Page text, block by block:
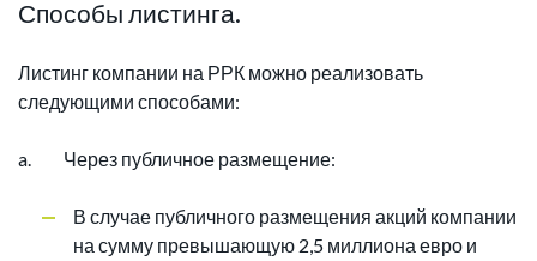
Способы листинга.
Листинг компании на РРК можно реализовать
следующими способами:
a. Через публичное размещение:
В случае публичного размещения акций компании
на сумму превышающую 2,5 миллиона евро и